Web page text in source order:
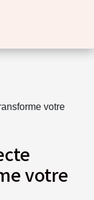
votre
votre